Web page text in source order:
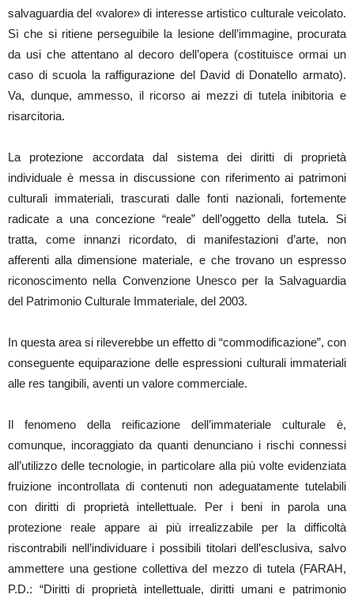
salvaguardia del «valore» di interesse artistico culturale veicolato.
Sì che si ritiene perseguibile la lesione dell’immagine, procurata
da usi che attentano al decoro dell’opera (costituisce ormai un
caso di scuola la raffigurazione del David di Donatello armato).
Va, dunque, ammesso, il ricorso ai mezzi di tutela inibitoria e
risarcitoria.
La protezione accordata dal sistema dei diritti di proprietà
individuale è messa in discussione con riferimento ai patrimoni
culturali immateriali, trascurati dalle fonti nazionali, fortemente
radicate a una concezione “reale” dell’oggetto della tutela. Si
tratta, come innanzi ricordato, di manifestazioni d’arte, non
afferenti alla dimensione materiale, e che trovano un espresso
riconoscimento nella Convenzione Unesco per la Salvaguardia
del Patrimonio Culturale Immateriale, del 2003.
In questa area si rileverebbe un effetto di “commodificazione”, con
conseguente equiparazione delle espressioni culturali immateriali
alle res tangibili, aventi un valore commerciale.
Il fenomeno della reificazione dell’immateriale culturale è,
comunque, incoraggiato da quanti denunciano i rischi connessi
all’utilizzo delle tecnologie, in particolare alla più volte evidenziata
fruizione incontrollata di contenuti non adeguatamente tutelabili
con diritti di proprietà intellettuale. Per i beni in parola una
protezione reale appare ai più irrealizzabile per la difficoltà
riscontrabili nell’individuare i possibili titolari dell’esclusiva, salvo
ammettere una gestione collettiva del mezzo di tutela (FARAH,
P.D.: “Diritti di proprietà intellettuale, diritti umani e patrimonio